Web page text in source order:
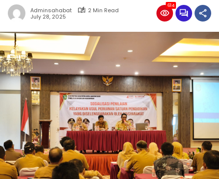
Adminsahabat
2 Min Read
July 28, 2025
614